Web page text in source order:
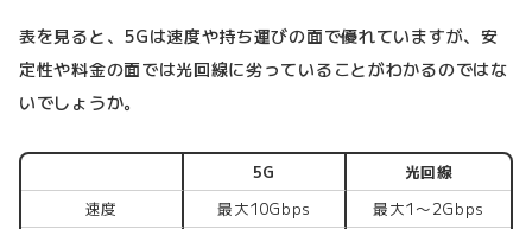
表を見ると、5Gは速度や持ち運びの面で優れていますが、安
定性や料金の面では光回線に劣っていることがわかるのではな
いでしょうか。
5G
光回線
速度
最大10Gbps
最大1〜2Gbps